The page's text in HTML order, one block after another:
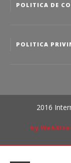
POLITICA DE
POLITICA
2016
by